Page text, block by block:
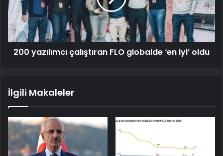
200 yazılımcı çalıştıran FLO globalde ‘en iyi’ oldu
İlgili Makaleler